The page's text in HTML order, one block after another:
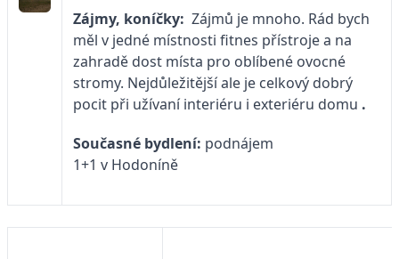
Zájmy, koníčky: Zájmů je mnoho. Rád bych
měl v jedné místnosti fitnes přístroje a na
zahradě dost místa pro oblíbené ovocné
stromy. Nejdůležitější ale je celkový dobrý
pocit při užívaní interiéru i exteriéru domu .
Současné bydlení: podnájem
1+1 v Hodoníně